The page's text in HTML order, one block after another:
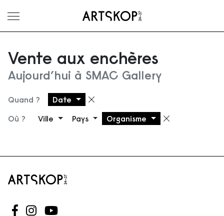
Ouvrir le menu
Vente aux enchères
Aujourd’hui à SMAC Gallery
Quand ? Date Supprimer le filtre
Où ? Ville Pays Organisme
Suivez-nous sur Facebook
Suivez-nous sur Instagram
Suivez-nous sur Youtube